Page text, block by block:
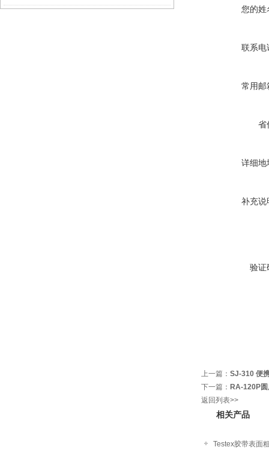
您的姓
联系电
常用邮
省
详细地
补充说
验证
上一篇： SJ-310 便
下一篇： RA-120P
返回列表>>
相关产品
Testex胶带表面